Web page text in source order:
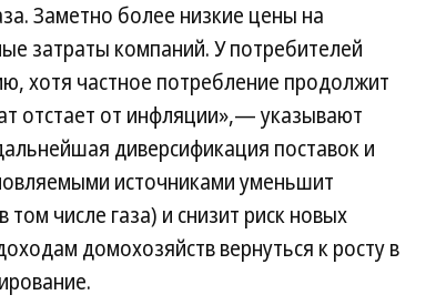
Заметно более низкие цены на
затраты компаний. У потребителей
хотя частное потребление продолжит
отстает от инфляции»,— указывают
диверсификация поставок и
источниками уменьшит
числе газа) и снизит риск новых
домохозяйств вернуться к росту в